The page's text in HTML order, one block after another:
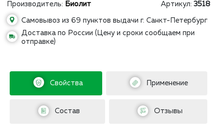
Производитель: Биолит Артикул: 3518
Самовывоз из 69 пунктов выдачи г. Санкт-Петербург
Доставка по России (Цену и сроки сообщаем при
отправке)
Свойства Применение
Состав Отзывы